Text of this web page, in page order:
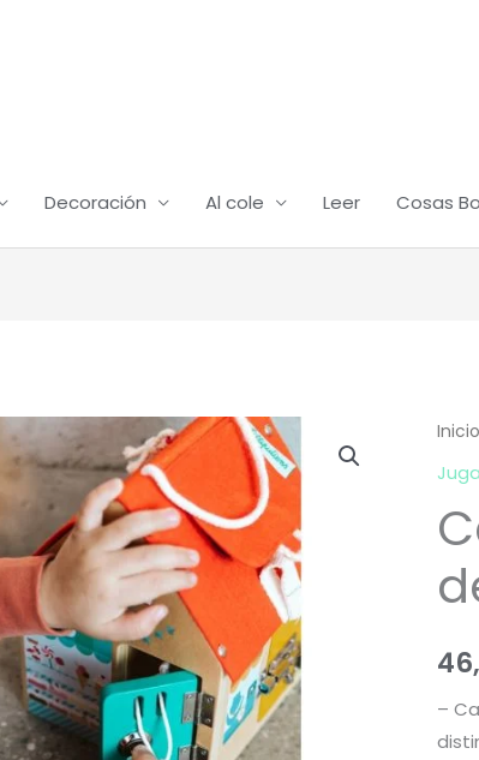
Decoración Al cole Leer Cosas
Inicio
–